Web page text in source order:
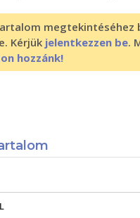
megtekintéséhez
Kérjük jelentkezzen be.
hozzánk!